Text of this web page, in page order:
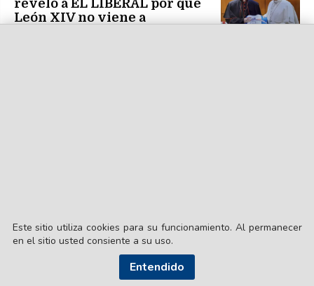
reveló a EL LIBERAL por qué
León XIV no viene a
Este sitio utiliza cookies para su funcionamiento. Al permanecer
en el sitio usted consiente a su uso.
Entendido